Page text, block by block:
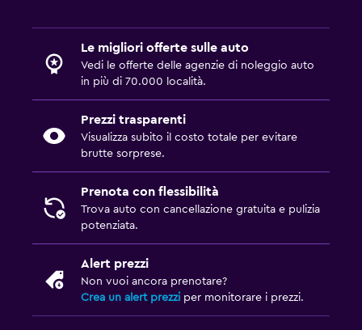
Le migliori offerte sulle auto
Vedi le offerte delle agenzie di noleggio auto
in più di 70.000 località.
Prezzi trasparenti
Visualizza subito il costo totale per evitare
brutte sorprese.
Prenota con flessibilità
Trova auto con cancellazione gratuita e pulizia
potenziata.
Alert prezzi
Non vuoi ancora prenotare?
Crea un alert prezzi per monitorare i prezzi.